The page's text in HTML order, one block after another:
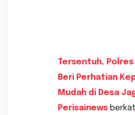
Tersentuh,
Beri Perhatian
Mudah di Desa
Perisainews